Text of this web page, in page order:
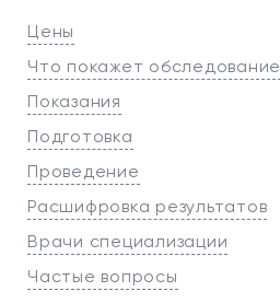
Цены
Что покажет обследование
Показания
Подготовка
Проведение
Расшифровка результатов
Врачи специализации
Частые вопросы